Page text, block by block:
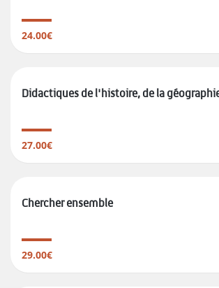
24.00€
Didactiques de l'histoire, de la
27.00€
Chercher ensemble
29.00€